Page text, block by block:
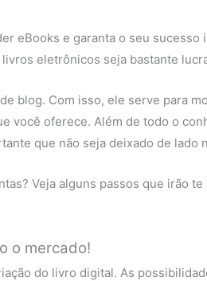
eBooks e garanta o seu sucesso
eletrônicos seja bastante
blog. Com isso, ele serve para
você oferece. Além de todo o
que não seja deixado de lado
Veja alguns passos que irão
o mercado!
do livro digital. As